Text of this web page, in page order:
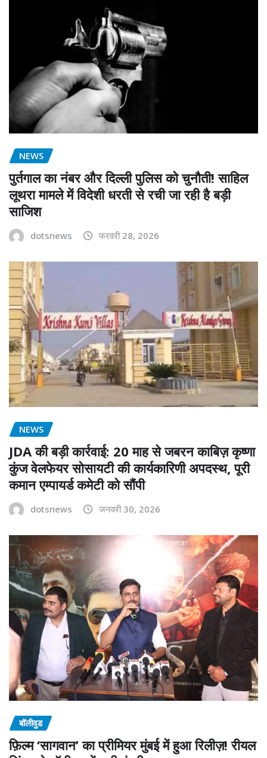
NEWS
पुर्तगाल का नंबर और दिल्ली पुलिस को चुनौती! साहिल
लूथरा मामले में विदेशी धरती से रची जा रही है बड़ी
साजिश
dotsnews फरवरी 28, 2026
NEWS
JDA की बड़ी कार्रवाई: 20 माह से जबरन काबिज़ कृष्णा
कुंज वेलफेयर सोसायटी की कार्यकारिणी अपदस्थ, पूरी
कमान एम्पायर्ड कमेटी को सौंपी
dotsnews जनवरी 30, 2026
बॉलीवुड
फ़िल्म ‘सागवान’ का प्रीमियर मुंबई में हुआ रिलीज़! रीयल